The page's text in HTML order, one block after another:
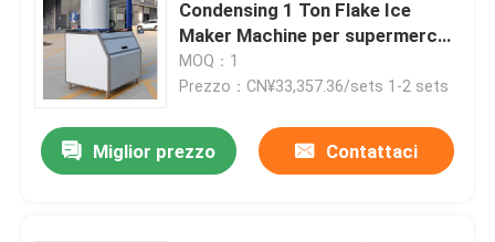
Condensing 1 Ton Flake Ice
Maker Machine per supermercati
e produzione automatica di
ghiaccio nei supermercati
MOQ：1
Prezzo：CN¥33,357.36/sets 1-2 sets
Miglior prezzo Contattaci